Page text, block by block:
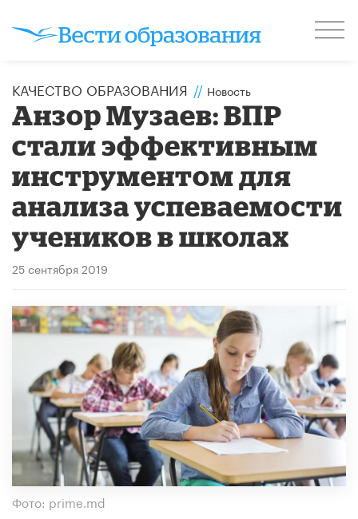
КАЧЕСТВО ОБРАЗОВАНИЯ // Новость
Анзор Музаев: ВПР
стали эффективным
инструментом для
анализа успеваемости
учеников в школах
25 сентября 2019
Фото: prime.md